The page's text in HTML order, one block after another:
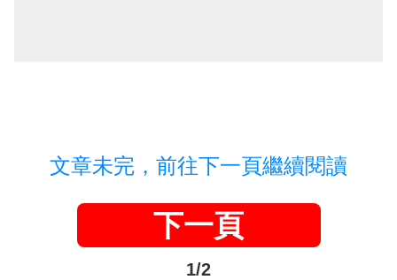
文章未完，前往下一頁繼續閱讀
下一頁
1/2